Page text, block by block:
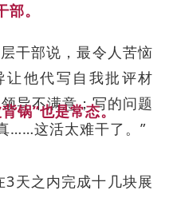
。
干部说，最令人苦恼
他代写自我批评材
导不满意；写的问题
……这活太难干了。”
锅”也是常态。
天之内完成十几块展